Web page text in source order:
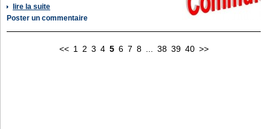
lire la suite
Poster un commentaire
<< 1 2 3 4 5 6 7 8 38 39 40 >>